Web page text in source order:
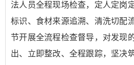
法人员全程现场检查，定人定岗
标识、食材来源追溯、清洗切配
节开展全流程检查督导，对发现
出、立即整改、全程跟踪，坚决